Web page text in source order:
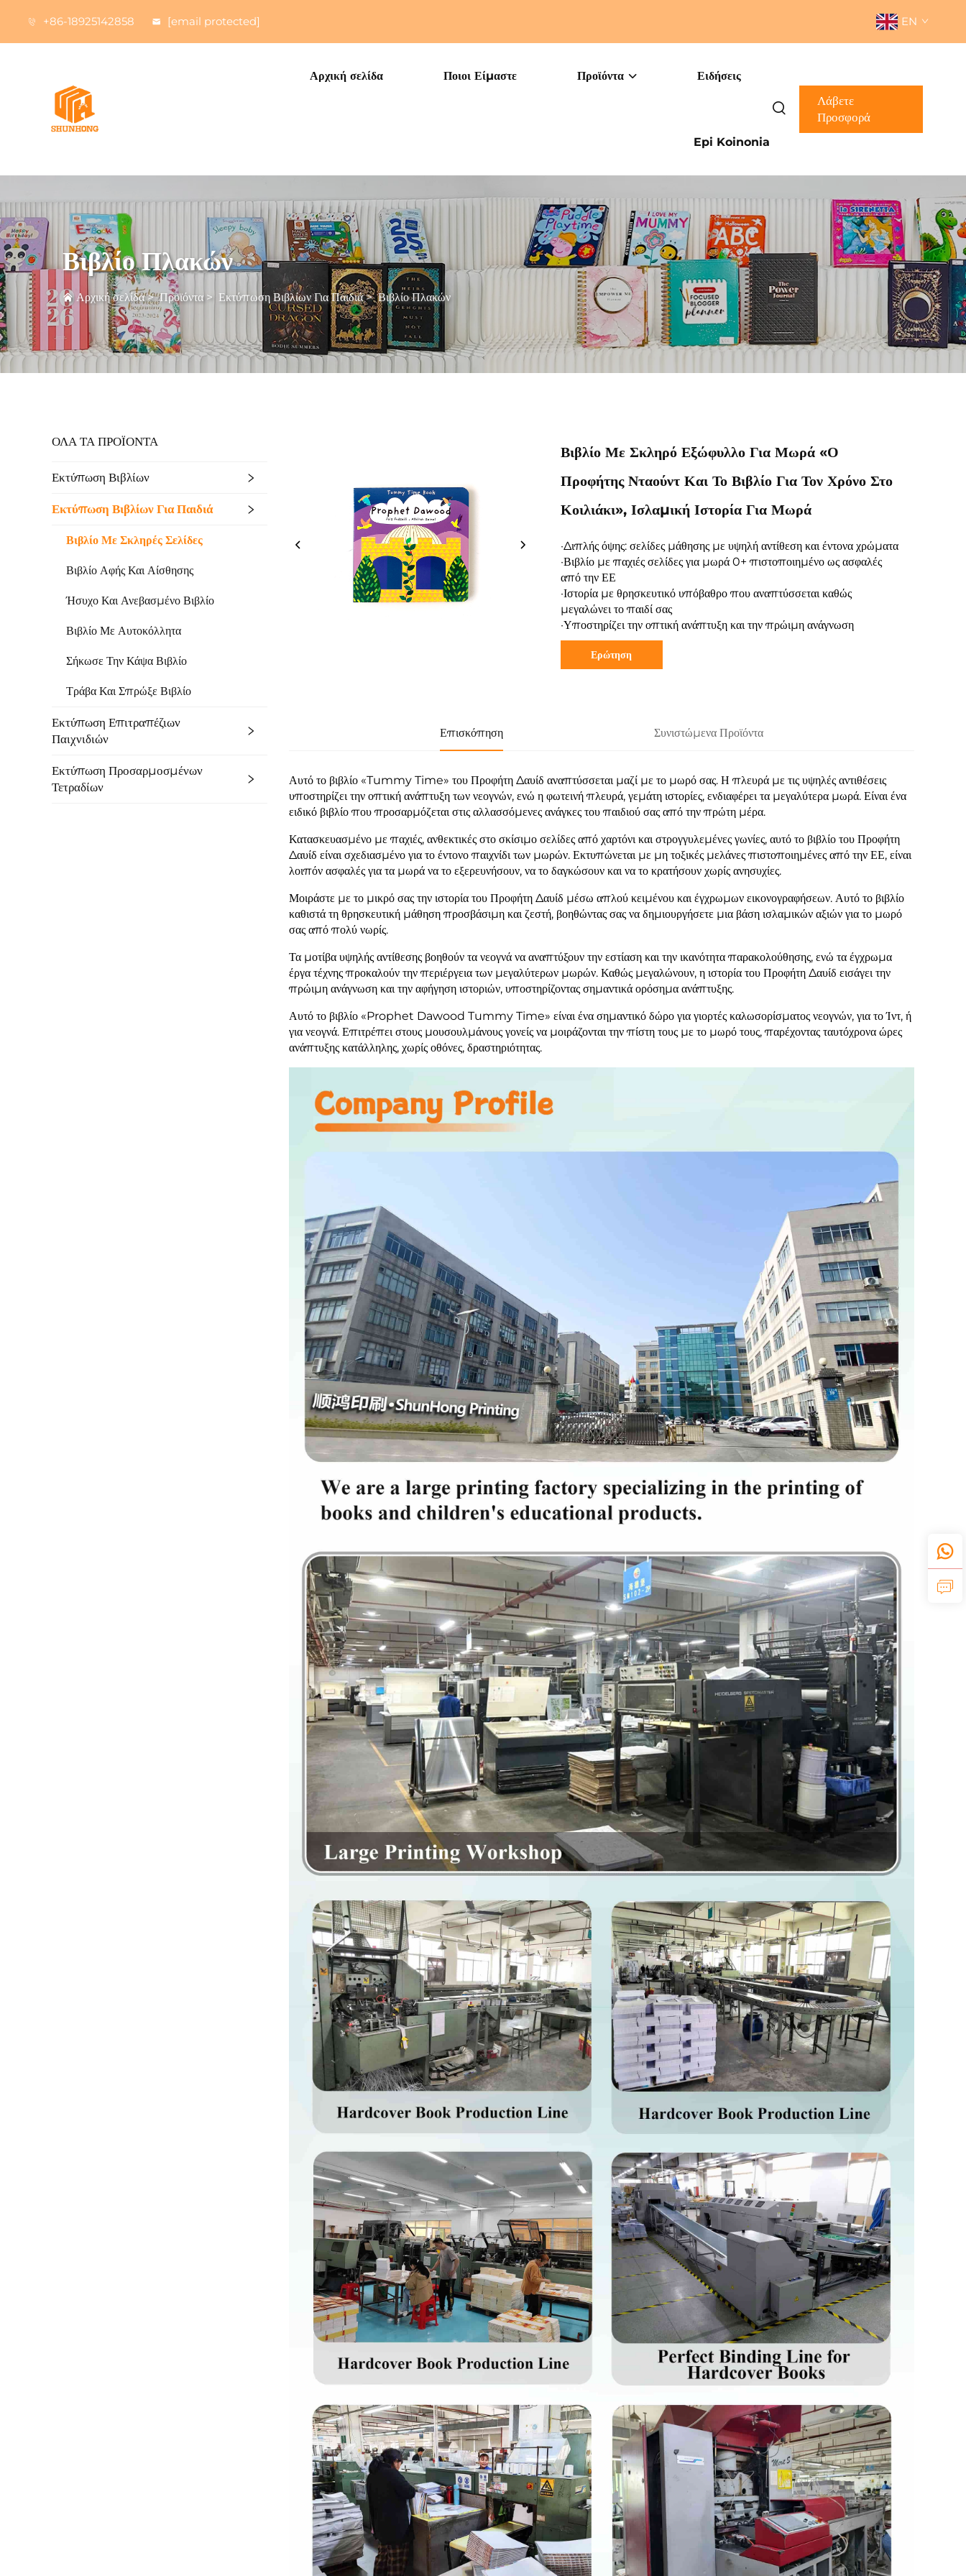
+86-18925142858 [email protected] EN
Αρχική σελίδα Ποιοι Είμαστε Προϊόντα Ειδήσεις
Epi Koinonia
Λάβετε
Προσφορά
Βιβλίο Πλακών
Αρχική σελίδα>Προϊόντα> Εκτύπωση Βιβλίων Για Παιδιά>Βιβλίο Πλακών
ΟΛΑ ΤΑ ΠΡΟΪΟΝΤΑ
Εκτύπωση Βιβλίων
Εκτύπωση Βιβλίων Για Παιδιά
Βιβλίο Με Σκληρές Σελίδες
Βιβλίο Αφής Και Αίσθησης
Ήσυχο Και Ανεβασμένο Βιβλίο
Βιβλίο Με Αυτοκόλλητα
Σήκωσε Την Κάψα Βιβλίο
Τράβα Και Σπρώξε Βιβλίο
Εκτύπωση Επιτραπέζιων
Παιχνιδιών
Εκτύπωση Προσαρμοσμένων
Τετραδίων
Βιβλίο Με Σκληρό Εξώφυλλο Για Μωρά «Ο
Προφήτης Νταούντ Και Το Βιβλίο Για Τον Χρόνο Στο
Κοιλιάκι», Ισλαμική Ιστορία Για Μωρά
·Διπλής όψης: σελίδες μάθησης με υψηλή αντίθεση και έντονα χρώματα
·Βιβλίο με παχιές σελίδες για μωρά 0+ πιστοποιημένο ως ασφαλές
από την ΕΕ
·Ιστορία με θρησκευτικό υπόβαθρο που αναπτύσσεται καθώς
μεγαλώνει το παιδί σας
·Υποστηρίζει την οπτική ανάπτυξη και την πρώιμη ανάγνωση
Ερώτηση
Επισκόπηση Συνιστώμενα Προϊόντα
Αυτό το βιβλίο «Tummy Time» του Προφήτη Δαυίδ αναπτύσσεται μαζί με το μωρό σας. Η πλευρά με τις υψηλές αντιθέσεις
υποστηρίζει την οπτική ανάπτυξη των νεογνών, ενώ η φωτεινή πλευρά, γεμάτη ιστορίες, ενδιαφέρει τα μεγαλύτερα μωρά. Είναι ένα
ειδικό βιβλίο που προσαρμόζεται στις αλλασσόμενες ανάγκες του παιδιού σας από την πρώτη μέρα.
Κατασκευασμένο με παχιές, ανθεκτικές στο σκίσιμο σελίδες από χαρτόνι και στρογγυλεμένες γωνίες, αυτό το βιβλίο του Προφήτη
Δαυίδ είναι σχεδιασμένο για το έντονο παιχνίδι των μωρών. Εκτυπώνεται με μη τοξικές μελάνες πιστοποιημένες από την ΕΕ, είναι
λοιπόν ασφαλές για τα μωρά να το εξερευνήσουν, να το δαγκώσουν και να το κρατήσουν χωρίς ανησυχίες.
Μοιράστε με το μικρό σας την ιστορία του Προφήτη Δαυίδ μέσω απλού κειμένου και έγχρωμων εικονογραφήσεων. Αυτό το βιβλίο
καθιστά τη θρησκευτική μάθηση προσβάσιμη και ζεστή, βοηθώντας σας να δημιουργήσετε μια βάση ισλαμικών αξιών για το μωρό
σας από πολύ νωρίς.
Τα μοτίβα υψηλής αντίθεσης βοηθούν τα νεογνά να αναπτύξουν την εστίαση και την ικανότητα παρακολούθησης, ενώ τα έγχρωμα
έργα τέχνης προκαλούν την περιέργεια των μεγαλύτερων μωρών. Καθώς μεγαλώνουν, η ιστορία του Προφήτη Δαυίδ εισάγει την
πρώιμη ανάγνωση και την αφήγηση ιστοριών, υποστηρίζοντας σημαντικά ορόσημα ανάπτυξης.
Αυτό το βιβλίο «Prophet Dawood Tummy Time» είναι ένα σημαντικό δώρο για γιορτές καλωσορίσματος νεογνών, για το Ίντ, ή
για νεογνά. Επιτρέπει στους μουσουλμάνους γονείς να μοιράζονται την πίστη τους με το μωρό τους, παρέχοντας ταυτόχρονα ώρες
ανάπτυξης κατάλληλης, χωρίς οθόνες, δραστηριότητας.